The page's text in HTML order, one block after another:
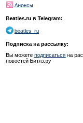
Анонсы
Beatles.ru в Telegram:
beatles_ru
Подписка на рассылку:
Вы можете подписаться на
новостей Битлз.ру